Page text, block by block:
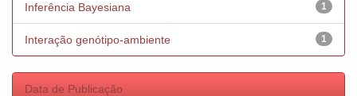
1
Inferência Bayesiana
1
Interação genótipo-ambiente
Data de Publicação